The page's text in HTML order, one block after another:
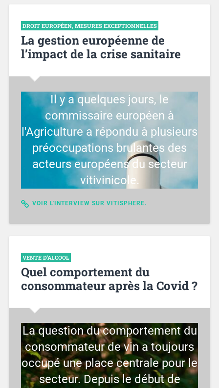
DROIT EUROPÉEN, MESURES EXCEPTIONNELLES
La gestion européenne de
l’impact de la crise sanitaire
Il y a quelques jours, le
commissaire européen à
l'Agriculture a répondu à plusieurs
préoccupations brulantes des
acteurs européens du secteur
vitivinicole.
VOIR L'INTERVIEW SUR VITISPHERE.
VENTE D'ALCOOL
Quel comportement du
consommateur après la Covid ?
La question du comportement du
consommateur de vin a toujours
occupé une place centrale pour le
secteur. Depuis le début de